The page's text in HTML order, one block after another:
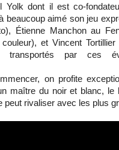
Yolk dont il est co-
beaucoup aimé son jeu
Étienne Manchon au
et Vincent
transportés par ces
on profite
maître du noir et blanc, le
peut rivaliser avec les plus